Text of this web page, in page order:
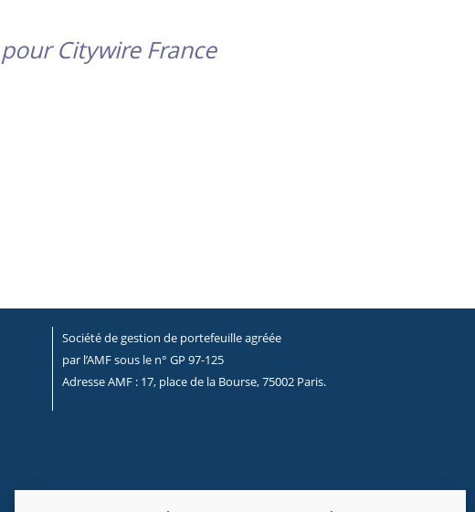
Citywire France
Société de gestion de portefeuille agréée
par l’AMF sous le n° GP 97-125
Adresse AMF : 17, place de la Bourse, 75002 Paris.